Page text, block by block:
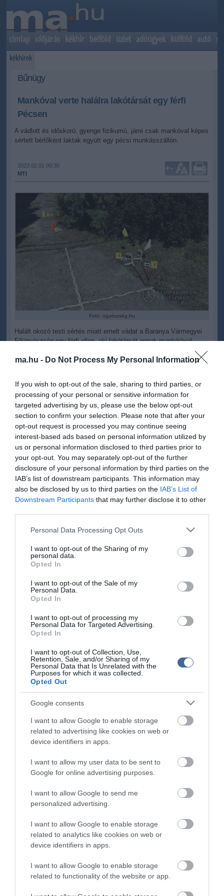
ma.hu - Do Not Process My Personal Information
If you wish to opt-out of the sale, sharing to third parties, or
processing of your personal or sensitive information for
targeted advertising by us, please use the below opt-out
section to confirm your selection. Please note that after your
opt-out request is processed you may continue seeing
interest-based ads based on personal information utilized by
us or personal information disclosed to third parties prior to
your opt-out. You may separately opt-out of the further
disclosure of your personal information by third parties on the
IAB’s list of downstream participants. This information may
also be disclosed by us to third parties on the IAB’s List of
Downstream Participants that may further disclose it to other
Please note that this website/app uses one or more Google
not limited to your visit or usage behaviour. You may click to
grant or deny consent to Google and its third-party tags to
use your data for below specified purposes in below Google
consent section.
Personal Data Processing Opt Outs
I want to opt-out of the Sharing of my
personal data.
Opted In
I want to opt-out of the Sale of my
Personal Data.
Opted In
I want to opt-out of processing my
Personal Data for Targeted Advertising.
Opted In
I want to opt-out of Collection, Use,
Retention, Sale, and/or Sharing of my
Personal Data that Is Unrelated with the
Purposes for which it was collected.
Opted Out
Google consents
I want to allow Google to enable storage
related to advertising like cookies on web or
device identifiers in apps.
I want to allow my user data to be sent to
Google for online advertising purposes.
I want to allow Google to send me
personalized advertising.
I want to allow Google to enable storage
related to analytics like cookies on web or
device identifiers in apps.
I want to allow Google to enable storage
related to functionality of the website or app.
címlap időjárás kékhír belföld üzlet adóügyek külföld autó
kékhírek
Bűnügy
Mankóval verte halálra lakótársát egy férfi
Pécsen
A vádlott és időskorú, gyenge fizikumú, járni csak mankóval képes
sértett bérlőként laktak együtt egy pécsi munkásszállón.
2023.02.01 00:30
MTI
+-
Fotó: ügyészség.hu
Halált okozó testi sértés miatt emelt vádat a Baranya Vármegyei
Főügyészség egy férfi ellen, aki lakótársát annak mankójával
halálra verte egy pécsi munkásszállón tavaly nyáron - közölte a
vádhatóság kedden az MTI-vel.
gyenge fizikumú, járni csak mankóval képes sértett bérlőként
laktak együtt egy pécsi munkásszállón.
Tavaly júniusban egy reggel az ittas vádlott szóváltásba keveredett
lakótársával, aki ennek során fejen ütötte őt.
Az ütés miatt földre esett vádlott felkelt, lakótársát a padlóra lökte.
Mankóját elvette, majd azzal testszerte ütlegelni kezdte, négyszer
a sértett fejére is lesújtott.
A bántalmazásnak az vetett véget, hogy a földön fekvő sértett
segítségért kiáltott az épület lakóinak, akik a támadót lefogták és
értesítették a mentőket, rendőrséget.
a bántalmazás során elszenvedett sérülései következtében
A jelenleg is letartóztatásban lévő vádlott ellen halált okozó testi
sértés miatt emelt vádat az ügyészség.
Figyelem! A cikkhez hozzáfűzött hozzászólások nem a ma.hu
network nézeteit
tükrözik. A szerkesztőség mindössze a hírek publikációjával foglalkozik, a
kommenteket nem tudja befolyásolni - azok az olvasók személyes véleményét
Kérjük, kulturáltan, mások személyiségi jogainak és jó hírnevének tiszteletben
tartásával kommenteljenek!
ma.hu legfrissebb hírei:
Hulladékvadászat indul a Dunán: a rekordalacsony vízállás
Vitézy Dávid: háromszor annyian utaznak a komlói
vonalon, mint korábban a pótlóbuszokon
Vitézy Dávid: 2,3 milliárd forint került vissza az államhoz
egy útdíjrendszeres ügylet felülvizsgálata után
megállítsa a tüzet
Második világháborús MG-42 géppuskát emeltek ki a
Dunából - a rendőrség lefoglalta
A Miniszterelnökség felmondta a Lounge Eventtel kötött
keretszerződését